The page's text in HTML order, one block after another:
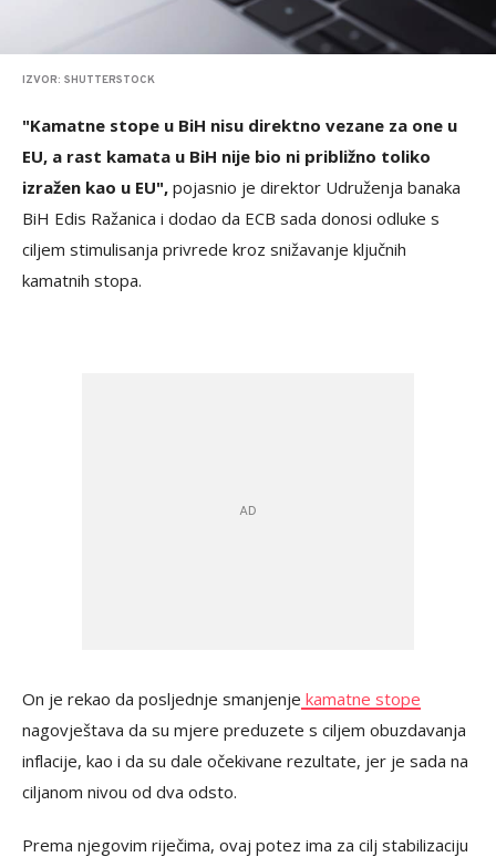
IZVOR: SHUTTERSTOCK
"Kamatne stope u BiH nisu direktno vezane za one u
EU, a rast kamata u BiH nije bio ni približno toliko
izražen kao u EU", pojasnio je direktor Udruženja banaka
BiH Edis Ražanica i dodao da ECB sada donosi odluke s
ciljem stimulisanja privrede kroz snižavanje ključnih
kamatnih stopa.
On je rekao da posljednje smanjenje kamatne stope
nagovještava da su mjere preduzete s ciljem obuzdavanja
inflacije, kao i da su dale očekivane rezultate, jer je sada na
ciljanom nivou od dva odsto.
Prema njegovim riječima, ovaj potez ima za cilj stabilizaciju